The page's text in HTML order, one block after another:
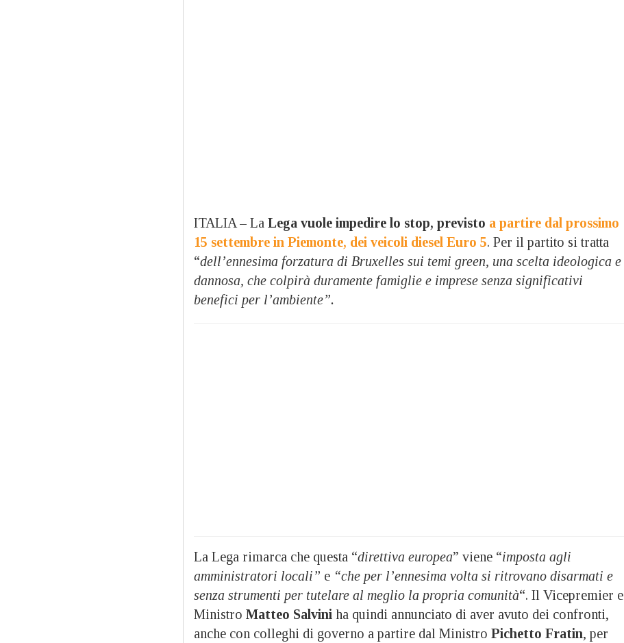
ITALIA – La Lega vuole impedire lo stop, previsto a partire dal prossimo
15 settembre in Piemonte, dei veicoli diesel Euro 5. Per il partito si tratta
“dell’ennesima forzatura di Bruxelles sui temi green, una scelta ideologica e
dannosa, che colpirà duramente famiglie e imprese senza significativi
benefici per l’ambiente”.
La Lega rimarca che questa “direttiva europea” viene “imposta agli
amministratori locali” e “che per l’ennesima volta si ritrovano disarmati e
senza strumenti per tutelare al meglio la propria comunità“. Il Vicepremier e
Ministro Matteo Salvini ha quindi annunciato di aver avuto dei confronti,
anche con colleghi di governo a partire dal Ministro Pichetto Fratin, per